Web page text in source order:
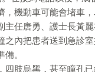
，機動車可能會堵車
主任唐勇、護士長黃
內把患者送到急診室
。
四肢烏黑，甚至瞳孔